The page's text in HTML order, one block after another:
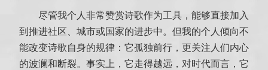
尽管我个人非常赞赏诗歌作为工具，能够直接加入
到推进社区、城市或国家的进步中。但我的个人倾向不
能改变诗歌自身的规律：它孤独前行，更关注人们内心
的波澜和断裂。事实上，它走得越远，对时代而言，它